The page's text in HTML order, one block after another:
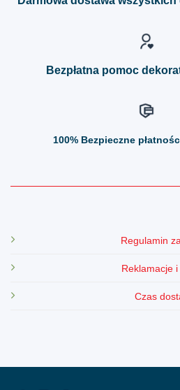
Bezpłatna pomoc
100% Bezpieczne
Regulamin
Reklamacje
Czas